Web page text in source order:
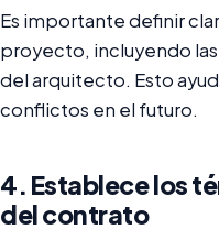
Es importante definir
proyecto, incluyendo
del arquitecto. Esto
conflictos en el futuro.
4. Establece los
del contrato